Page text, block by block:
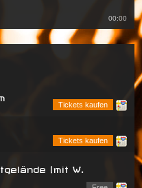
00:00
Tickets kaufen
Tickets kaufen
(mit W.